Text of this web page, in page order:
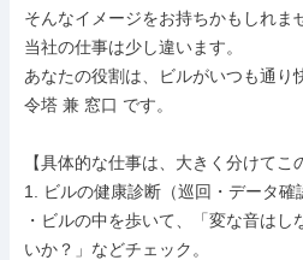
そんなイメージをお持ちかもしれま
当社の仕事は少し違います。
あなたの役割は、ビルがいつも通り
令塔 兼 窓口 です。
【具体的な仕事は、大きく分けてこ
1. ビルの健康診断（巡回・データ確
・ビルの中を歩いて、「変な音は
いか？」などチェック。